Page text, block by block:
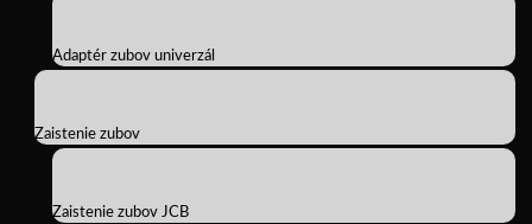
Adaptér zubov univerzál
Zaistenie zubov
Zaistenie zubov JCB